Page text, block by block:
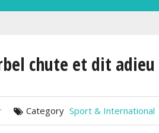
chute et dit adieu
Category Sport & International